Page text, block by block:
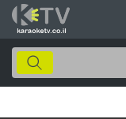
חיפוש
שיר